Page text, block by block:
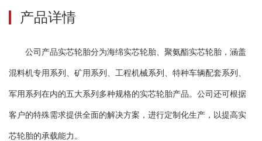
产品详情
公司产品实芯轮胎分为海绵实芯轮胎、聚氨酯实芯轮胎，涵盖
混料机专用系列、矿用系列、工程机械系列、特种车辆配套系列、
军用系列在内的五大系列多种规格的实芯轮胎产品。公司还可根据
客户的特殊需求提供全面的解决方案，进行定制化生产，以提高实
芯轮胎的承载能力。